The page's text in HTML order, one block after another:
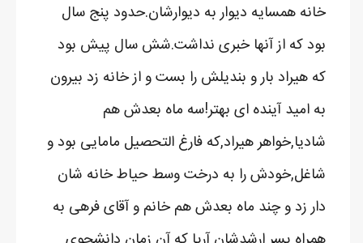
خانه همسایه دیوار به دیوارشان.حدود پنج سال
بود که از آنها خبری نداشت.شش سال پیش بود
که هیراد بار و بندیلش را بست و از خانه زد بیرون
به امید آینده ای بهتر!سه ماه بعدش هم
شادیا,خواهر هیراد,که فارغ التحصیل مامایی بود و
شاغل,خودش را به درخت وسط حیاط خانه شان
دار زد و چند ماه بعدش هم خانم و آقای فرهی به